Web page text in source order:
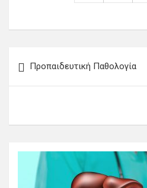
άρθρων
Προπαιδευτική Παθολογία